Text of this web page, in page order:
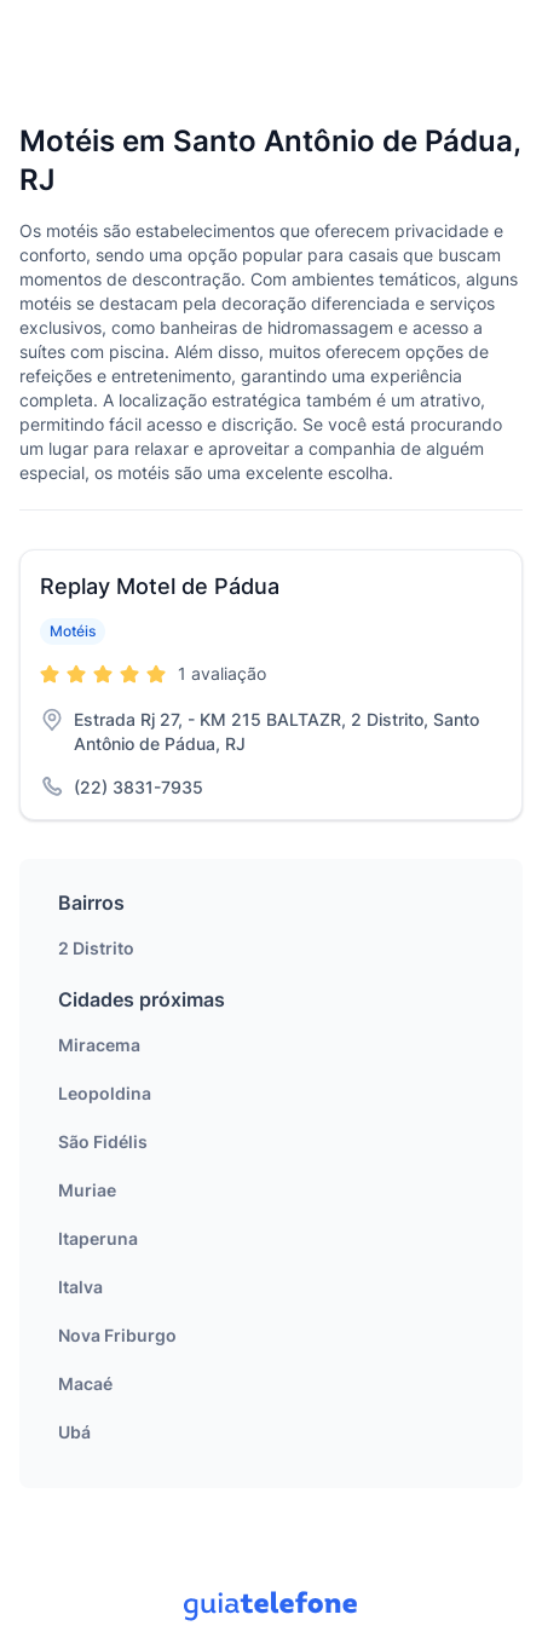
Motéis em Santo Antônio de Pádua,
RJ
Os motéis são estabelecimentos que oferecem privacidade e
conforto, sendo uma opção popular para casais que buscam
momentos de descontração. Com ambientes temáticos, alguns
motéis se destacam pela decoração diferenciada e serviços
exclusivos, como banheiras de hidromassagem e acesso a
suítes com piscina. Além disso, muitos oferecem opções de
refeições e entretenimento, garantindo uma experiência
completa. A localização estratégica também é um atrativo,
permitindo fácil acesso e discrição. Se você está procurando
um lugar para relaxar e aproveitar a companhia de alguém
especial, os motéis são uma excelente escolha.
Replay Motel de Pádua
Motéis
1 avaliação
Estrada Rj 27, - KM 215 BALTAZR, 2 Distrito, Santo
Antônio de Pádua, RJ
(22) 3831-7935
Bairros
2 Distrito
Cidades próximas
Miracema
Leopoldina
São Fidélis
Muriae
Itaperuna
Italva
Nova Friburgo
Macaé
Ubá